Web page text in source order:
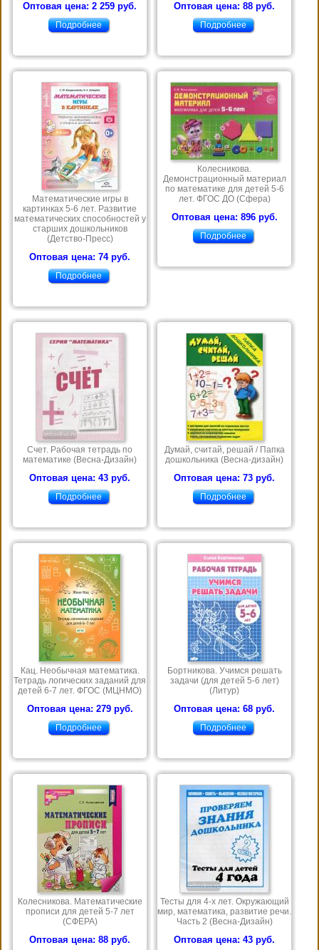
Оптовая цена: 2 259 руб.
Подробнее
Оптовая цена: 88 руб.
Подробнее
Математические игры в
картинках 5-6 лет. Развитие
математических способностей у
старших дошкольников
(Детство-Пресс)
Оптовая цена: 74 руб.
Подробнее
Колесникова.
Демонстрационный материал
по математике для детей 5-6
лет. ФГОС ДО (Сфера)
Оптовая цена: 896 руб.
Подробнее
Счет. Рабочая тетрадь по
математике (Весна-Дизайн)
Оптовая цена: 43 руб.
Подробнее
Думай, считай, решай / Папка
дошкольника (Весна-дизайн)
Оптовая цена: 73 руб.
Подробнее
Кац. Необычная математика.
Тетрадь логических заданий для
детей 6-7 лет. ФГОС (МЦНМО)
Оптовая цена: 279 руб.
Подробнее
Бортникова. Учимся решать
задачи (для детей 5-6 лет)
(Литур)
Оптовая цена: 68 руб.
Подробнее
Колесникова. Математические
прописи для детей 5-7 лет
(СФЕРА)
Оптовая цена: 88 руб.
Тесты для 4-х лет. Окружающий
мир, математика, развитие речи.
Часть 2 (Весна-Дизайн)
Оптовая цена: 43 руб.